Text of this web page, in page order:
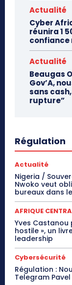
Actualité
Cyber
réunira 1
confiance
Actualité
Beaugas
Gov’A,
sans
rupture”
Régulation
Actualité
Nigeria /
Nwoko veut
bureaux dans
AFRIQUE
Yves Castanou
hostile », un
leadership
Cybersécurité
Régulation :
Telegram